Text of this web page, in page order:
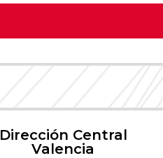
Dirección Central
Valencia